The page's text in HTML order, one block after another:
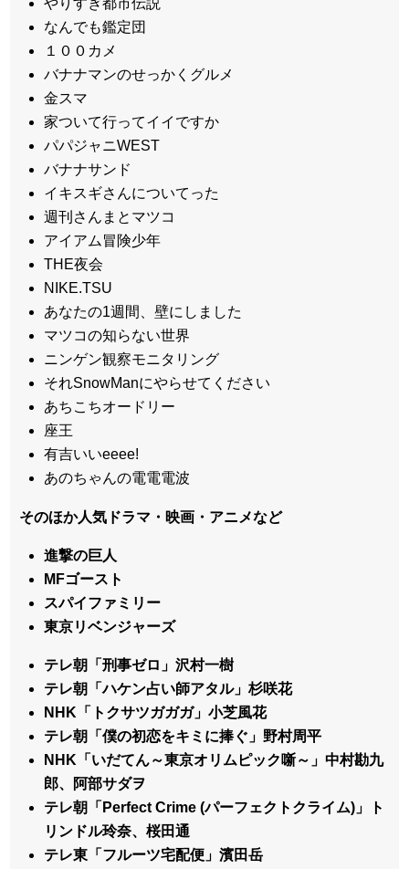
なんでも鑑定団
１００カメ
バナナマンのせっかくグルメ
金スマ
家ついて行ってイイですか
パパジャニWEST
バナナサンド
イキスギさんについてった
週刊さんまとマツコ
アイアム冒険少年
THE夜会
NIKE.TSU
あなたの1週間、壁にしました
マツコの知らない世界
ニンゲン観察モニタリング
それSnowManにやらせてください
あちこちオードリー
座王
有吉いいeeee!
あのちゃんの電電電波
そのほか人気ドラマ・映画・アニメなど
進撃の巨人
MFゴースト
スパイファミリー
東京リベンジャーズ
テレ朝「刑事ゼロ」沢村一樹
テレ朝「ハケン占い師アタル」杉咲花
NHK「トクサツガガガ」小芝風花
テレ朝「僕の初恋をキミに捧ぐ」野村周平
NHK「いだてん～東京オリムピック噺～」中村勘九
郎、阿部サダヲ
テレ朝「Perfect Crime (パーフェクトクライム)」ト
リンドル玲奈、桜田通
テレ東「フルーツ宅配便」濱田岳